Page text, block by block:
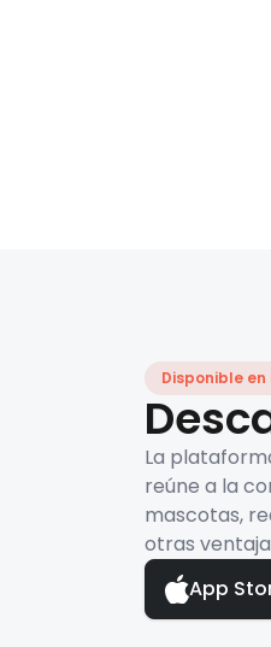
Disponible en
La
reúne a la
mascotas,
otras
App